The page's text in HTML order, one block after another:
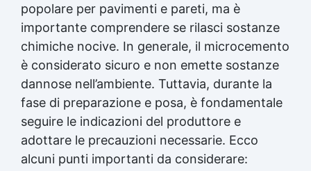
popolare per pavimenti e pareti, ma è
importante comprendere se rilasci sostanze
chimiche nocive. In generale, il microcemento
è considerato sicuro e non emette sostanze
dannose nell’ambiente. Tuttavia, durante la
fase di preparazione e posa, è fondamentale
seguire le indicazioni del produttore e
adottare le precauzioni necessarie. Ecco
alcuni punti importanti da considerare: